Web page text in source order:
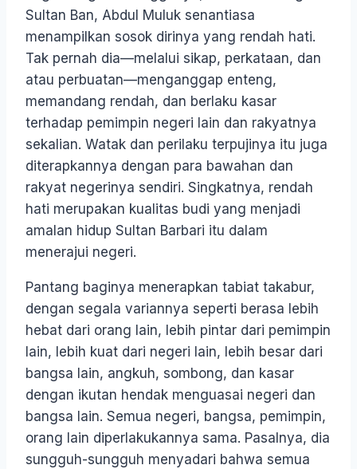
Sultan Ban, Abdul Muluk senantiasa
menampilkan sosok dirinya yang rendah hati.
Tak pernah dia—melalui sikap, perkataan, dan
atau perbuatan—menganggap enteng,
memandang rendah, dan berlaku kasar
terhadap pemimpin negeri lain dan rakyatnya
sekalian. Watak dan perilaku terpujinya itu juga
diterapkannya dengan para bawahan dan
rakyat negerinya sendiri. Singkatnya, rendah
hati merupakan kualitas budi yang menjadi
amalan hidup Sultan Barbari itu dalam
menerajui negeri.
Pantang baginya menerapkan tabiat takabur,
dengan segala variannya seperti berasa lebih
hebat dari orang lain, lebih pintar dari pemimpin
lain, lebih kuat dari negeri lain, lebih besar dari
bangsa lain, angkuh, sombong, dan kasar
dengan ikutan hendak menguasai negeri dan
bangsa lain. Semua negeri, bangsa, pemimpin,
orang lain diperlakukannya sama. Pasalnya, dia
sungguh-sungguh menyadari bahwa semua